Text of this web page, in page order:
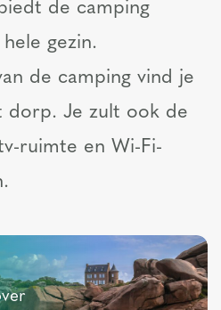
de camping
gezin.
de camping vind je
dorp. Je zult ook de
ruimte en Wi-Fi-